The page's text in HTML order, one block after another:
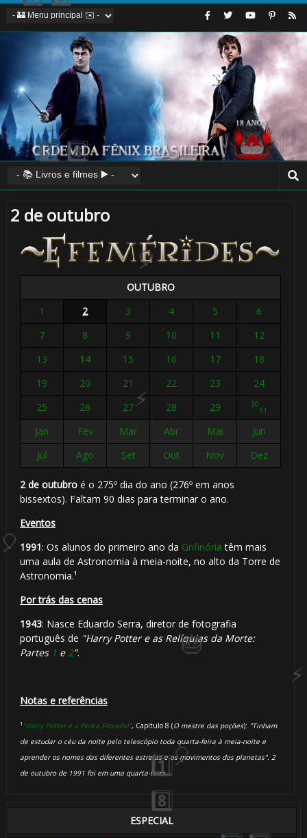
2 de outubro
OUTUBRO
1
2 3 4 5
6
7
8 9 10 11
12
13
14 15 16 17
18
19
20 21 22 23
24
25
26 27 28 29 30
31
Jan Fev Mar Abr Mai
Jun
Jul
Ago Set Out Nov Dez
2 de outubroé o 275º dia do ano (276º em anos
bissextos). Faltam 90 dias para terminar o ano.
Eventos
1991: Os alunos do primeiro ano da Grifinória têm mais
uma aula de Astronomia à meia-noite, no alto da Torre de
Astronomia.¹
Por trás das cenas
1943: Nasce Eduardo Serra, diretor de fotografia
português de "Harry Potter e as Relíquias da Morte:
Partes 1e 2".
Notas e referências
¹ "Harry Potter e a Pedra Filosofal", Capítulo 8 (O mestre das poções): "Tinham
de estudar o céu da noite pelo telescópio toda quarta-feira à meia-noite e
aprender os nomes das diferentes estrelas e os movimentos dos planetas". 2
de outubro de 1991 foi em uma quarta-feira.
ESPECIAL
1️⃣ 8️⃣
🎈
1️⃣ 8️⃣
⚡
1️⃣
8️⃣
🎈